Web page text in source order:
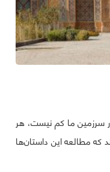
سرزمین ما کم نیست، هر
که مطالعه این داستان‌ها